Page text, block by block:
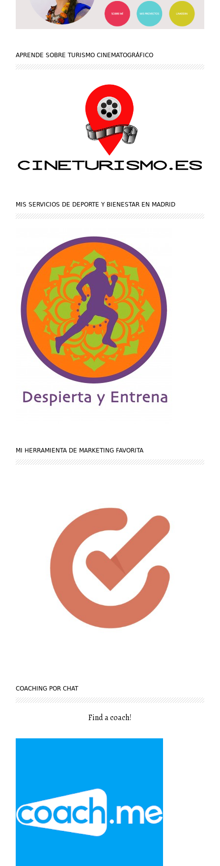
APRENDE SOBRE TURISMO CINEMATOGRÁFICO
MIS SERVICIOS DE DEPORTE Y BIENESTAR EN MADRID
MI HERRAMIENTA DE MARKETING FAVORITA
COACHING POR CHAT
Find a coach!